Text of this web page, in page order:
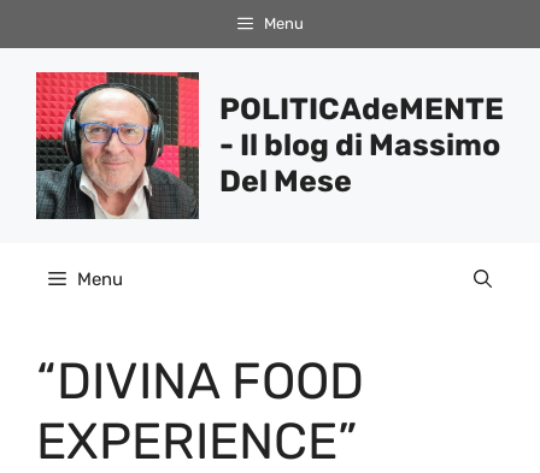
al
contenuto
Menu
POLITICAdeMENTE
- Il blog di Massimo
Del Mese
Menu
“DIVINA FOOD
EXPERIENCE”